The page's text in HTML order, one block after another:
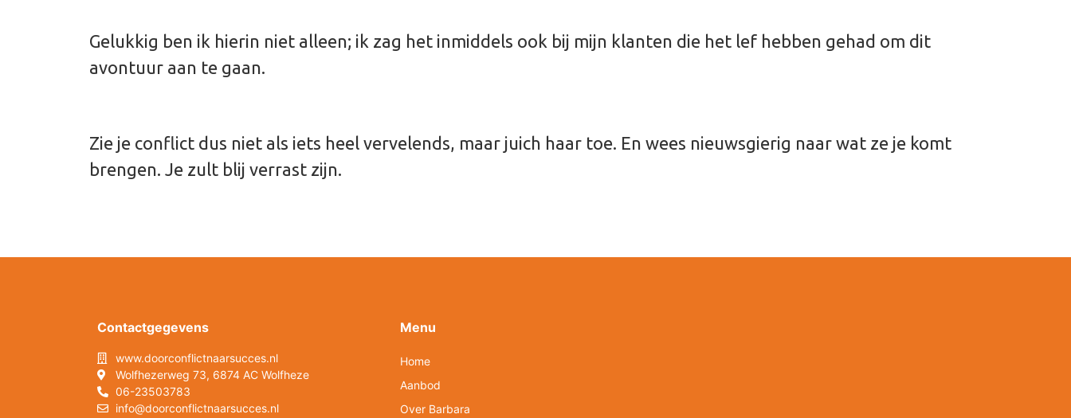
Gelukkig ben ik hierin niet alleen; ik zag het inmiddels ook bij mijn klanten die het lef hebben gehad om dit
avontuur aan te gaan.
Zie je conflict dus niet als iets heel vervelends, maar juich haar toe. En wees nieuwsgierig naar wat ze je komt
brengen. Je zult blij verrast zijn.
Contactgegevens
www.doorconflictnaarsucces.nl
Wolfhezerweg 73, 6874 AC Wolfheze
06-23503783
info@doorconflictnaarsucces.nl
Menu
Home
Aanbod
Over Barbara